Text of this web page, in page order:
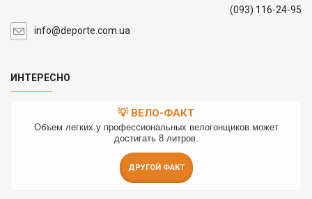
(093) 116-24-95
info@deporte.com.ua
ИНТЕРЕСНО
💡 ВЕЛО-ФАКТ
Объем легких у профессиональных велогонщиков может
достигать 8 литров.
ДРУГОЙ ФАКТ